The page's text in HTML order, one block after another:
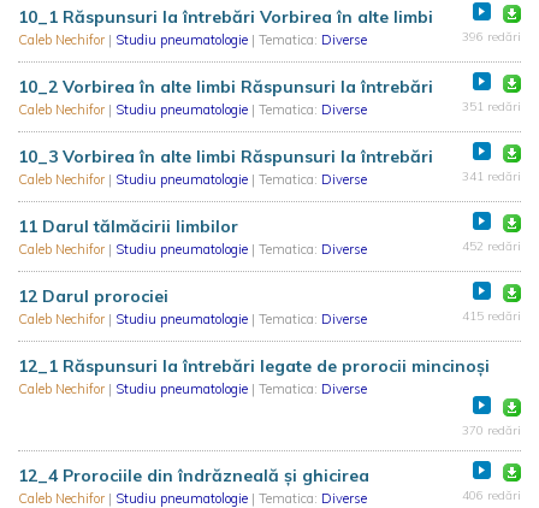
10_1 Răspunsuri la întrebări Vorbirea în alte limbi
Caleb Nechifor | Studiu pneumatologie | Tematica: Diverse 396 redări
10_2 Vorbirea în alte limbi Răspunsuri la întrebări
Caleb Nechifor | Studiu pneumatologie | Tematica: Diverse 351 redări
10_3 Vorbirea în alte limbi Răspunsuri la întrebări
Caleb Nechifor | Studiu pneumatologie | Tematica: Diverse 341 redări
11 Darul tălmăcirii limbilor
Caleb Nechifor | Studiu pneumatologie | Tematica: Diverse 452 redări
12 Darul prorociei
Caleb Nechifor | Studiu pneumatologie | Tematica: Diverse 415 redări
12_1 Răspunsuri la întrebări legate de prorocii mincinoși
Caleb Nechifor | Studiu pneumatologie | Tematica: Diverse
370 redări
12_4 Prorociile din îndrăzneală și ghicirea
Caleb Nechifor | Studiu pneumatologie | Tematica: Diverse 406 redări